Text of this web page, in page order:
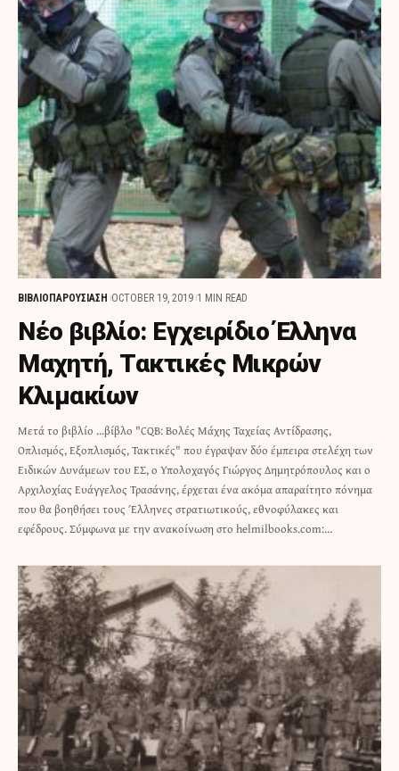
ΒΙΒΛΙΟΠΑΡΟΥΣΙΑΣΗ OCTOBER 19, 2019 1 MIN READ
Νέο βιβλίο: Εγχειρίδιο Έλληνα
Μαχητή, Τακτικές Μικρών
Κλιμακίων
Μετά το βιβλίο ...βίβλο "CQB: Βολές Μάχης Ταχείας Αντίδρασης,
Οπλισμός, Εξοπλισμός, Τακτικές" που έγραψαν δύο έμπειρα στελέχη των
Ειδικών Δυνάμεων του ΕΣ, ο Υπολοχαγός Γιώργος Δημητρόπουλος και ο
Αρχιλοχίας Ευάγγελος Τρασάνης, έρχεται ένα ακόμα απαραίτητο πόνημα
που θα βοηθήσει τους Έλληνες στρατιωτικούς, εθνοφύλακες και
εφέδρους. Σύμφωνα με την ανακοίνωση στο helmilbooks.com:…